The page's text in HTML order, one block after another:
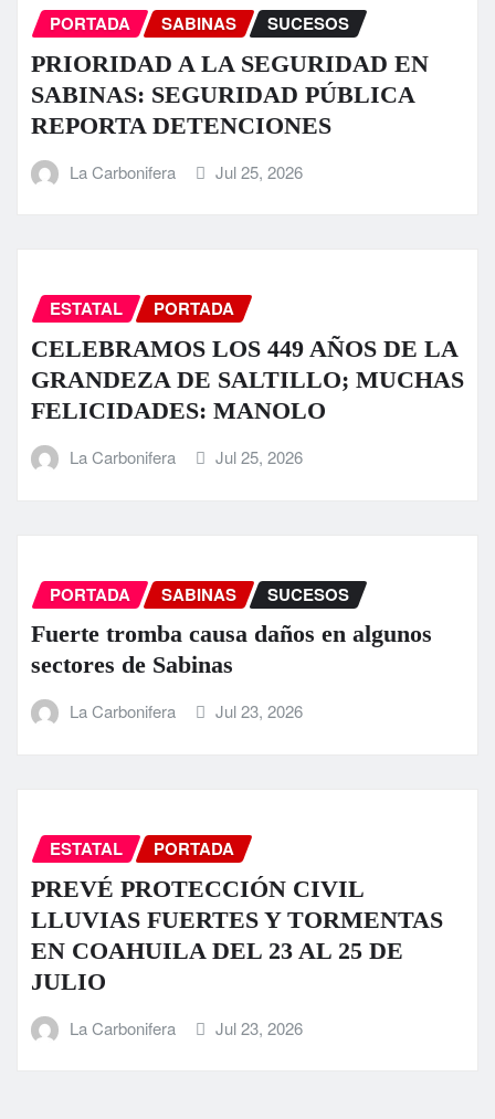
PORTADA SABINAS SUCESOS
PRIORIDAD A LA SEGURIDAD EN
SABINAS: SEGURIDAD PÚBLICA
REPORTA DETENCIONES
La Carbonifera Jul 25, 2026
ESTATAL PORTADA
CELEBRAMOS LOS 449 AÑOS DE LA
GRANDEZA DE SALTILLO; MUCHAS
FELICIDADES: MANOLO
La Carbonifera Jul 25, 2026
PORTADA SABINAS SUCESOS
Fuerte tromba causa daños en algunos
sectores de Sabinas
La Carbonifera Jul 23, 2026
ESTATAL PORTADA
PREVÉ PROTECCIÓN CIVIL
LLUVIAS FUERTES Y TORMENTAS
EN COAHUILA DEL 23 AL 25 DE
JULIO
La Carbonifera Jul 23, 2026